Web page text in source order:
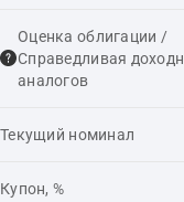
Оценка облигации /
Справедливая
аналогов
Текущий номинал
Купон, %